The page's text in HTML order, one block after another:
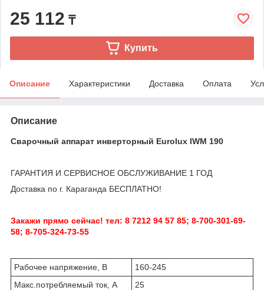
25 112 ₸
Купить
Описание Характеристики Доставка Оплата
Описание
Сварочный аппарат инверторный Eurolux IWM 190
ГАРАНТИЯ И СЕРВИСНОЕ ОБСЛУЖИВАНИЕ 1 ГОД
Доставка по г. Караганда БЕСПЛАТНО!
Закажи прямо сейчас! тел: 8 7212 94 57 85; 8-700-301-69-
58; 8-705-324-73-55
Рабочее напряжение, В
160-245
Макс.потребляемый ток, А
25